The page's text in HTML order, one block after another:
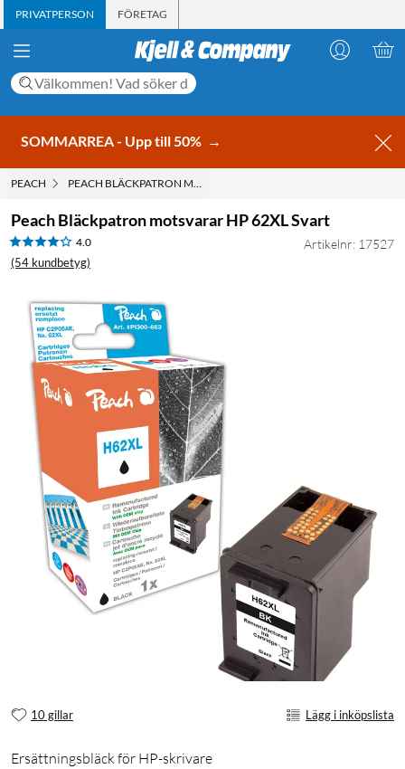
PRIVATPERSON FÖRETAG
SOMMARREA - Upp till 50% →
PEACH PEACH BLÄCKPATRON MOTSVARAR HP 62XL SVART
Peach Bläckpatron motsvarar HP 62XL Svart
4.0
(54 kundbetyg)
Artikelnr: 17527
10 gillar Lägg i inköpslista
Ersättningsbläck för HP-skrivare